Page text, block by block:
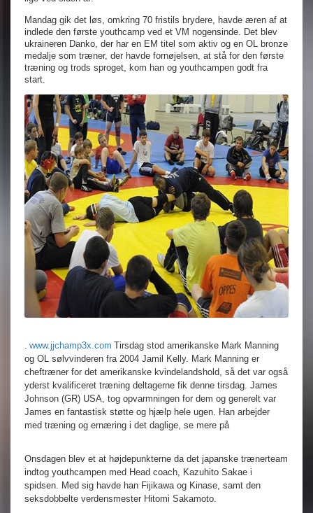
Mandag gik det løs, omkring 70 fristils brydere, havde æren af at
indlede den første youthcamp ved et VM nogensinde. Det blev
ukraineren Danko, der har en EM titel som aktiv og en OL bronze
medalje som træner, der havde fornøjelsen, at stå for den første
træning og trods sproget, kom han og youthcampen godt fra
start.
. www.jjchamp3x.com Tirsdag stod amerikanske Mark Manning
og OL sølvvinderen fra 2004 Jamil Kelly. Mark Manning er
cheftræner for det amerikanske kvindelandshold, så det var også
yderst kvalificeret træning deltagerne fik denne tirsdag. James
Johnson (GR) USA, tog opvarmningen for dem og generelt var
James en fantastisk støtte og hjælp hele ugen. Han arbejder
med træning og ernæring i det daglige, se mere på
Onsdagen blev et at højdepunkterne da det japanske trænerteam
indtog youthcampen med Head coach, Kazuhito Sakae i
spidsen. Med sig havde han Fijikawa og Kinase, samt den
seksdobbelte verdensmester Hitomi Sakamoto.